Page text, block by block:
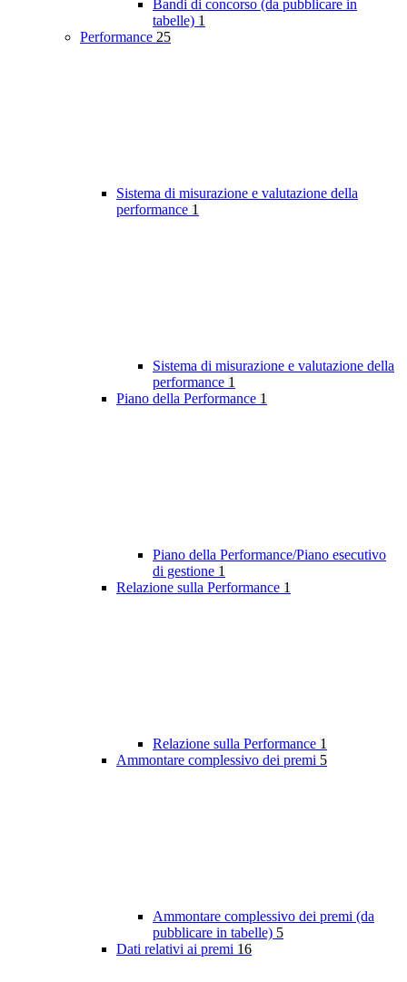
Bandi di concorso (da pubblicare in
tabelle) 1
Performance 25
Sistema di misurazione e valutazione della
performance 1
Sistema di misurazione e valutazione della
performance 1
Piano della Performance 1
Piano della Performance/Piano esecutivo
di gestione 1
Relazione sulla Performance 1
Relazione sulla Performance 1
Ammontare complessivo dei premi 5
Ammontare complessivo dei premi (da
pubblicare in tabelle) 5
Dati relativi ai premi 16